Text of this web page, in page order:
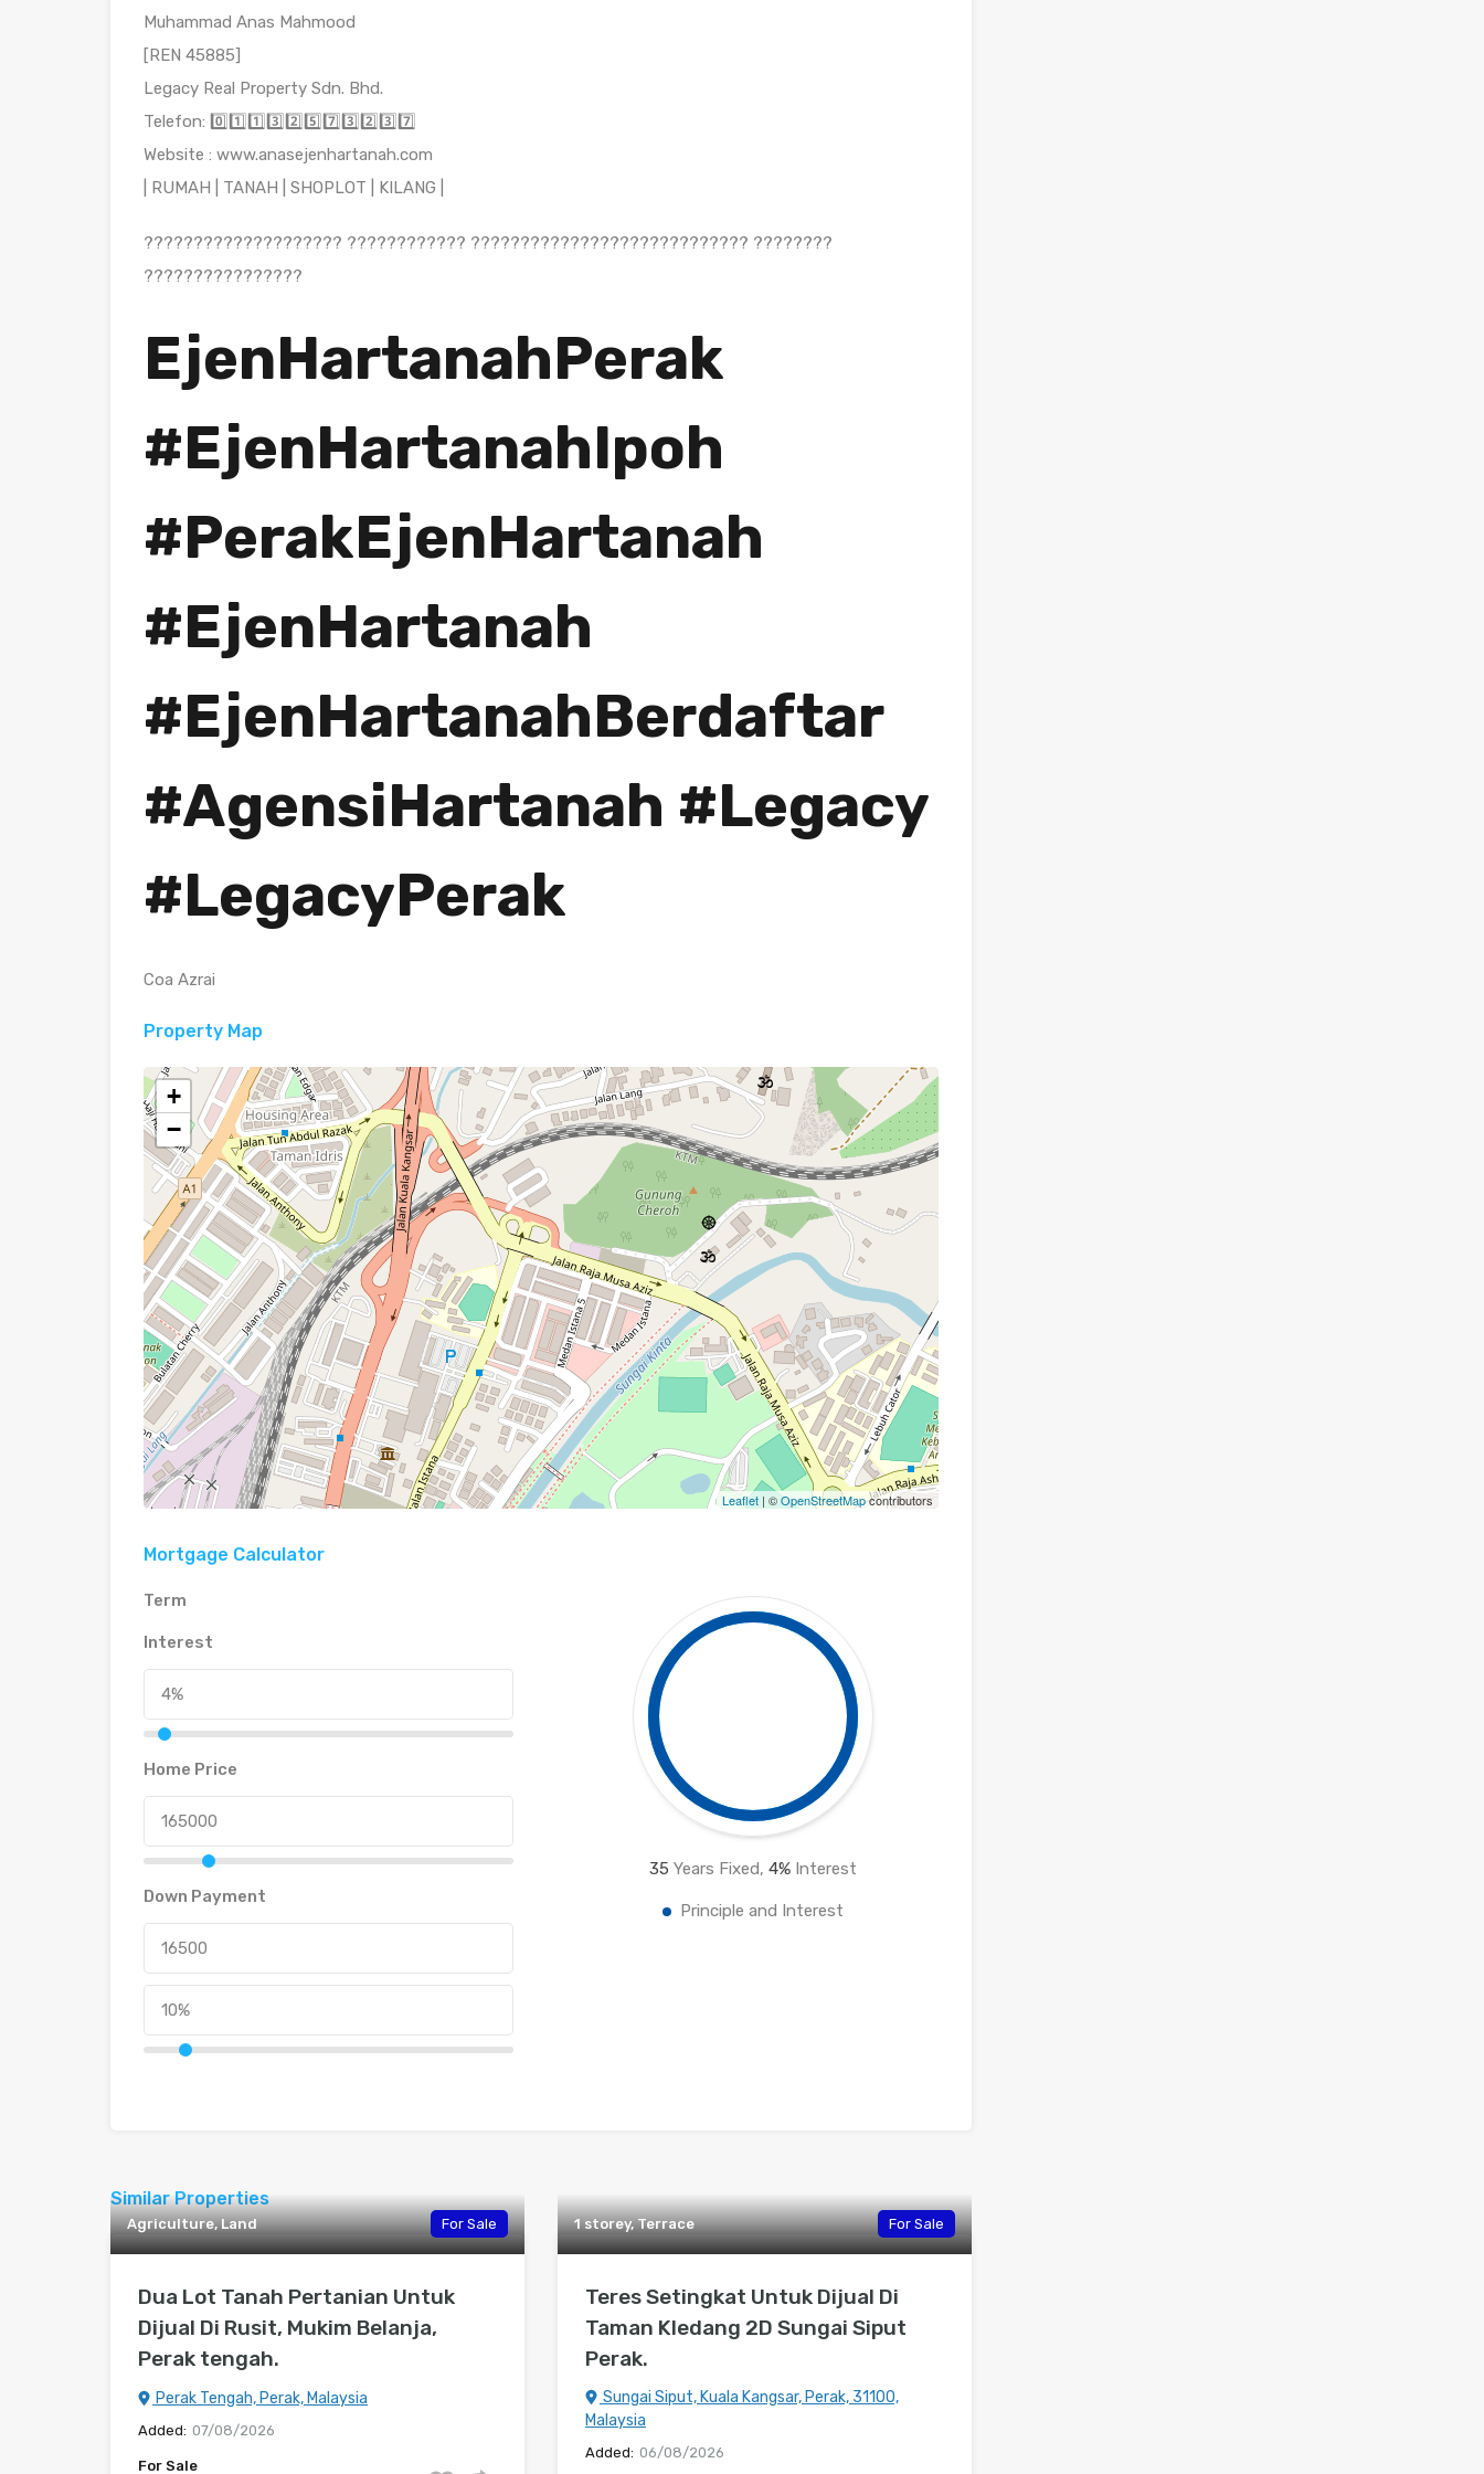
Muhammad Anas Mahmood
[REN 45885]
Legacy Real Property Sdn. Bhd.
Telefon: 0️⃣1️⃣1️⃣3️⃣2️⃣5️⃣7️⃣3️⃣2️⃣3️⃣7️⃣
Website : www.anasejenhartanah.com
| RUMAH | TANAH | SHOPLOT | KILANG |
???????????????????? ???????????? ???????????????????????????? ????????
????????????????
EjenHartanahPerak
#EjenHartanahIpoh
#PerakEjenHartanah
#EjenHartanah
#EjenHartanahBerdaftar
#AgensiHartanah #Legacy
#LegacyPerak
Coa Azrai
Property Map
+
−
Leaflet| ©OpenStreetMapcontributors
Mortgage Calculator
Term
Interest
Home Price
Down Payment
35 Years Fixed,4% Interest
Principle and Interest
Similar Properties
Agriculture, Land For Sale
Dua Lot Tanah Pertanian Untuk
Dijual Di Rusit, Mukim Belanja,
Perak tengah.
Perak Tengah, Perak, Malaysia
Added: 07/08/2026
For Sale
1 storey, Terrace For Sale
Teres Setingkat Untuk Dijual Di
Taman Kledang 2D Sungai Siput
Perak.
Sungai Siput, Kuala Kangsar, Perak, 31100,
Malaysia
Added: 06/08/2026